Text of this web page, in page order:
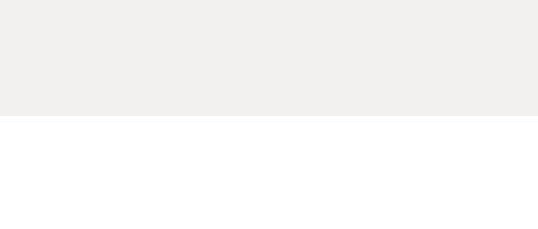
Ihnen zur Seite, um die Vorteile dieser